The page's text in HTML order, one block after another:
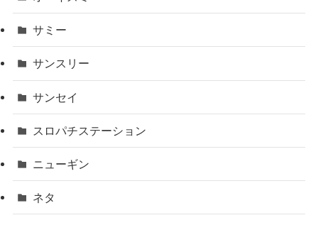
サミー
サンスリー
サンセイ
スロパチステーション
ニューギン
ネタ